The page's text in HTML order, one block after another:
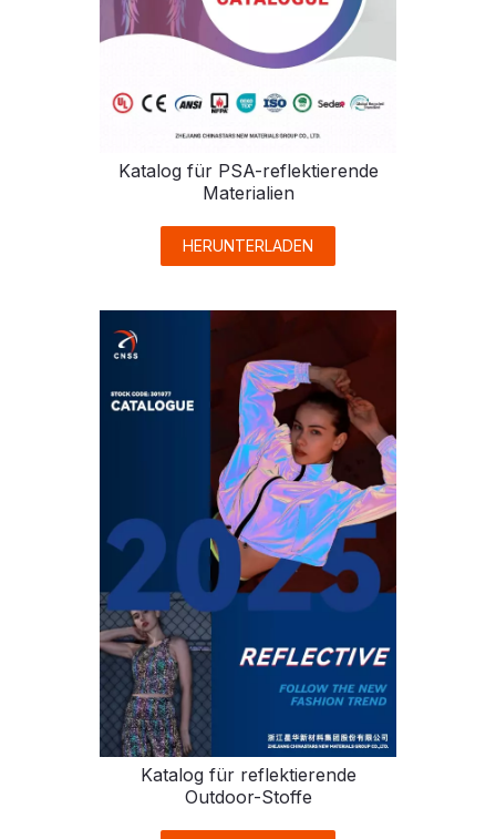
Katalog für PSA-reflektierende
Materialien
HERUNTERLADEN
Katalog für reflektierende
Outdoor-Stoffe